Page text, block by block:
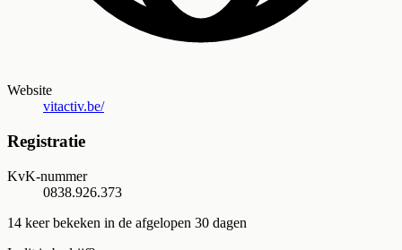
Website
vitactiv.be/
Registratie
KvK-nummer
0838.926.373
14 keer bekeken in de afgelopen 30 dagen